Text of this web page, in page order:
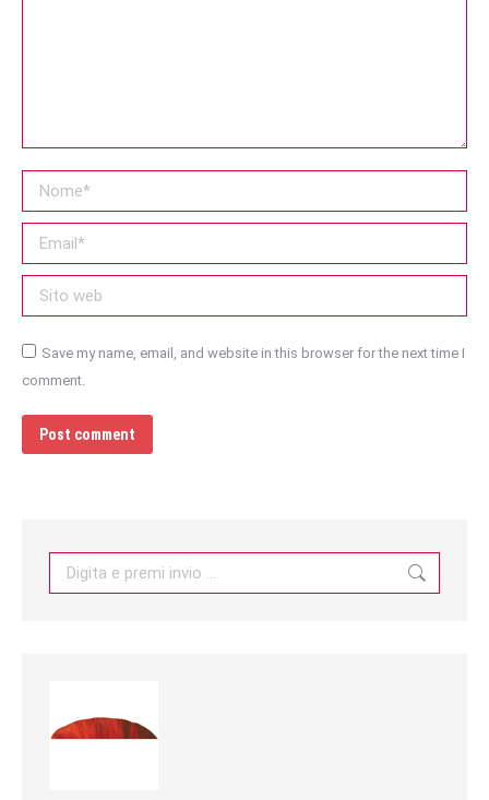
Nome *
Email *
Sito web
Save my name, email, and website in this browser for the next time I
comment.
Post comment
Search: